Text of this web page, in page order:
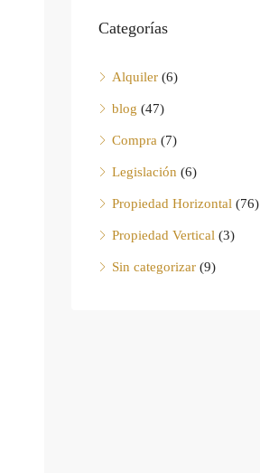
Categorías
Alquiler (6)
blog (47)
Compra (7)
Legislación (6)
Propiedad Horizontal (76)
Propiedad Vertical (3)
Sin categorizar (9)